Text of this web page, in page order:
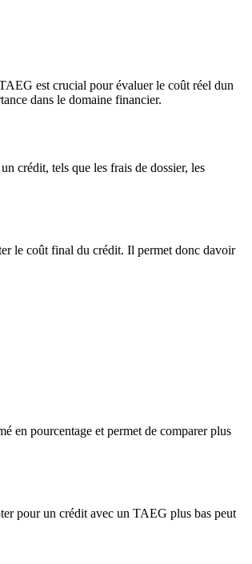
est crucial pour évaluer le coût réel dun
dans le domaine financier.
crédit, tels que les frais de dossier, les
le coût final du crédit. Il permet donc davoir
en pourcentage et permet de comparer plus
pour un crédit avec un TAEG plus bas peut